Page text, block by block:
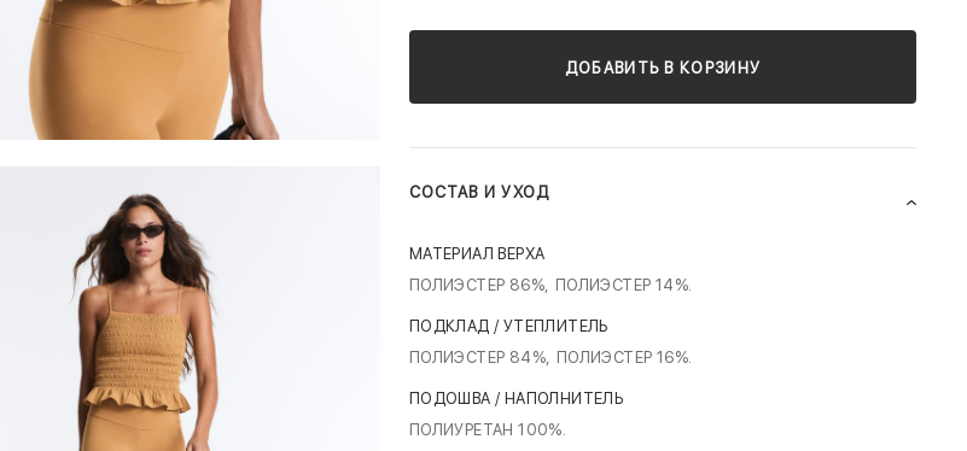
ДОБАВИТЬ В КОРЗИНУ
СОСТАВ И УХОД
МАТЕРИАЛ ВЕРХА
ПОЛИЭСТЕР 86%, ПОЛИЭСТЕР 14%.
ПОДКЛАД / УТЕПЛИТЕЛЬ
ПОЛИЭСТЕР 84%, ПОЛИЭСТЕР 16%.
ПОДОШВА / НАПОЛНИТЕЛЬ
ПОЛИУРЕТАН 100%.